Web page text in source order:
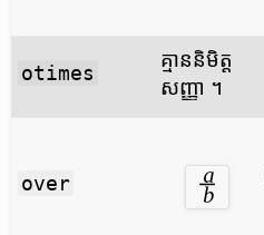
otimes
គ្មាន​និមិត្ត​
សញ្ញា ។
over